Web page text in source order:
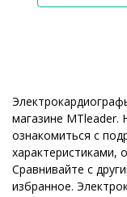
магазине MTleader.
ознакомиться с
характеристиками,
Сравнивайте с
избранное.